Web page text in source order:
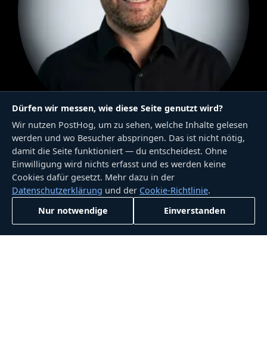
SVEN NEUSTOCK
CFO
Dürfen wir messen, wie diese Seite genutzt wird?
Wir nutzen PostHog, um zu sehen, welche Inhalte gelesen
werden und wo Besucher abspringen. Das ist nicht nötig,
damit die Seite funktioniert — du entscheidest. Ohne
Einwilligung wird nichts erfasst und es werden keine
Cookies dafür gesetzt. Mehr dazu in der
Datenschutzerklärung und der Cookie-Richtlinie.
Nur notwendige
Einverstanden